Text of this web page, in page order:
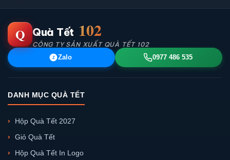
Q Quà Tết 102
CÔNG TY SẢN XUẤT QUÀ TẾT 102
Z Zalo 0977 486 535
DANH MỤC QUÀ TẾT
Hộp Quà Tết 2027
Giỏ Quà Tết
Hộp Quà Tết In Logo